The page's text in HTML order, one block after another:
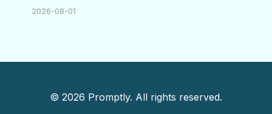
2026-08-01
© 2026 Promptly. All rights reserved.